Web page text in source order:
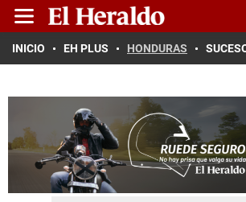
INICIO EH PLUS HONDURAS